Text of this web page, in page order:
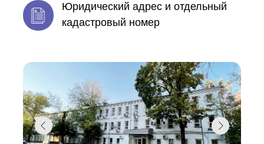
Юридический адрес и отдельный
кадастровый номер